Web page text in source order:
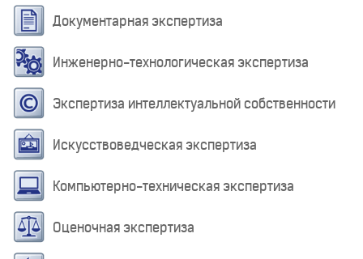
Документарная экспертиза
Инженерно-технологическая экспертиза
Экспертиза интеллектуальной собственности
Искусствоведческая экспертиза
Компьютерно-техническая экспертиза
Оценочная экспертиза